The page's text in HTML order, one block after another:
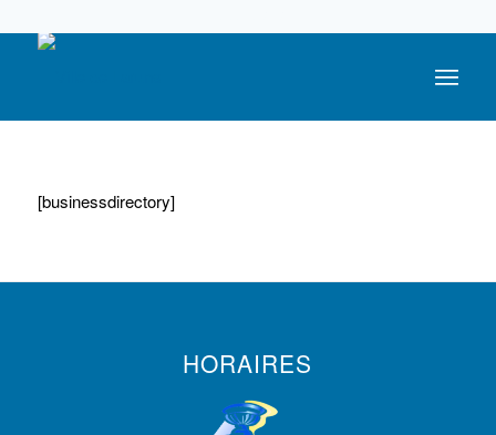
[businessdirectory]
HORAIRES